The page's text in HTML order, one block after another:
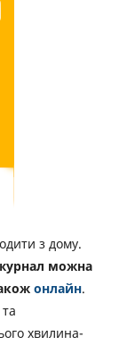
з дому.
можна
онлайн.
хвилина-